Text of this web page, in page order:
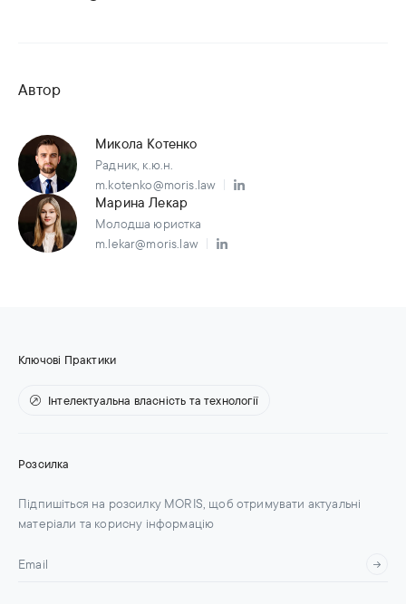
Автор
Микола Котенко
Радник, к.ю.н.
m.kotenko@moris.law
Марина Лекар
Молодша юристка
m.lekar@moris.law
Ключові Практики
Інтелектуальна власність та технології
Розсилка
Підпишіться на розсилку MORIS, щоб отримувати актуальні
матеріали та корисну інформацію